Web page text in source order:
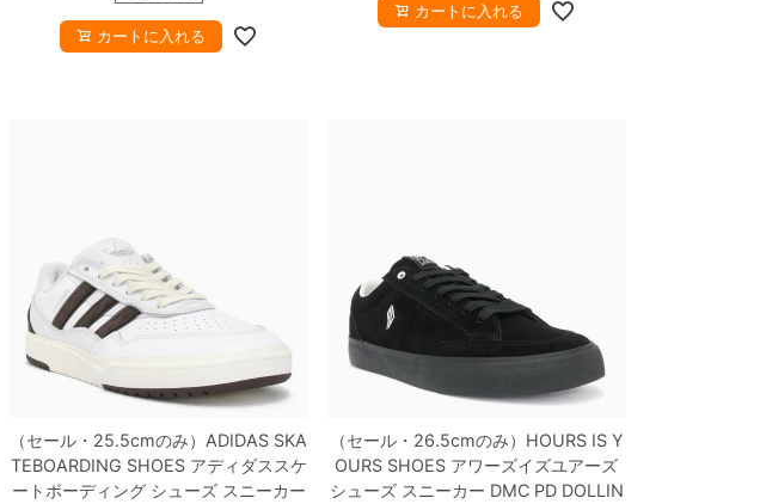
カートに入れる
カートに入れる
（セール・25.5cmのみ） ADIDAS SKA
TEBOARDING SHOESアディダススケ
ートボーディングシューズ スニーカー
（セール・26.5cmのみ） HOURS IS Y
OURS SHOES アワーズイズユアーズ
シューズ スニーカー DMC PD DOLLIN